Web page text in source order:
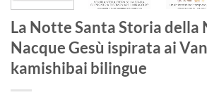
La Notte Santa Storia della
Nacque Gesù ispirata ai
kamishibai bilingue